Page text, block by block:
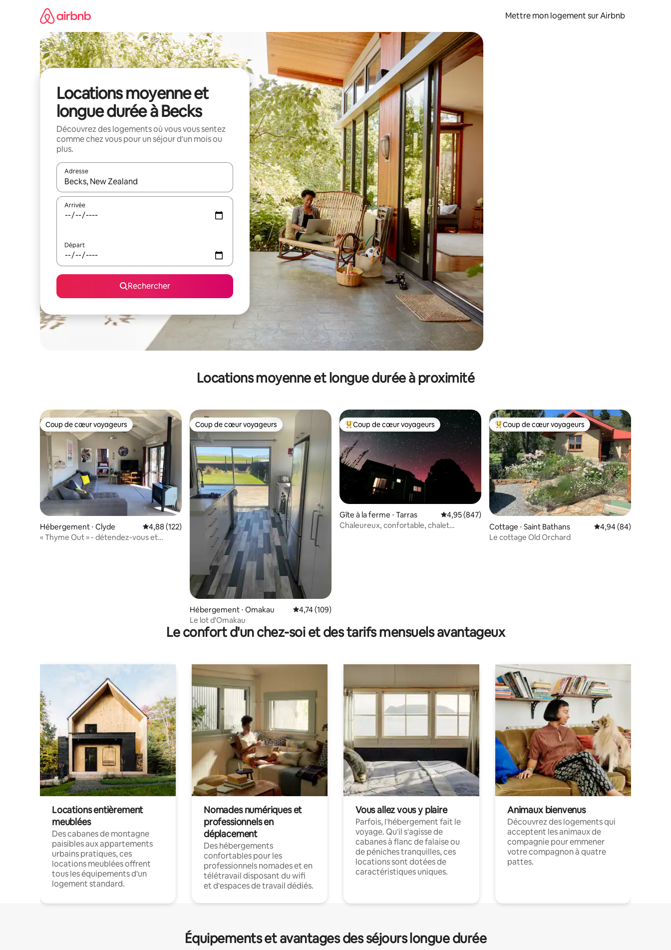
Mettre mon logement sur Airbnb
Locations moyenne et
longue durée à Becks
Découvrez des logements où vous vous sentez
comme chez vous pour un séjour d'un mois ou
plus.
Adresse
Lorsque les résultats s'affichent, utilisez les flèches vers le haut et vers le bas pour les parcourir ou en appuyant et en faisant glisser.
Arrivée
Départ
Rechercher
Locations moyenne et longue durée à proximité
Coup de cœur voyageurs
Coup de cœur voyageurs
Hébergement ⋅ Clyde Évaluation moyenne sur la base de 122 commentaires : 4,88 sur 5
4,88 (122)
« Thyme Out » - détendez-vous et
Coup de cœur voyageurs
Coup de cœur voyageurs
Hébergement ⋅ Omakau Évaluation moyenne sur la base de 109 commentaires : 4,74 sur 5
4,74 (109)
Le lot d'Omakau
Coups de cœur voyageurs les plus appréciés
Coup de cœur voyageurs
Gîte à la ferme ⋅ Tarras Évaluation moyenne sur la base de 847 commentaires : 4,95 sur 5
4,95 (847)
Chaleureux, confortable, chalet
Coups de cœur voyageurs les plus appréciés
Coup de cœur voyageurs
Cottage ⋅ Saint Bathans Évaluation moyenne
4,94 (84)
Le cottage Old Orchard
Le confort d'un chez-soi et des tarifs mensuels avantageux
Locations entièrement
meublées
Des cabanes de montagne
paisibles aux appartements
urbains pratiques, ces
locations meublées offrent
tous les équipements d'un
logement standard.
Nomades numériques et
professionnels en
déplacement
Des hébergements
confortables pour les
professionnels nomades et en
télétravail disposant du wifi
et d'espaces de travail dédiés.
Vous allez vous y plaire
Parfois, l'hébergement fait le
voyage. Qu'il s'agisse de
cabanes à flanc de falaise ou
de péniches tranquilles, ces
locations sont dotées de
caractéristiques uniques.
Animaux bienvenus
Découvrez des logements qui
acceptent les animaux de
compagnie pour emmener
votre compagnon à quatre
pattes.
Équipements et avantages des séjours longue durée